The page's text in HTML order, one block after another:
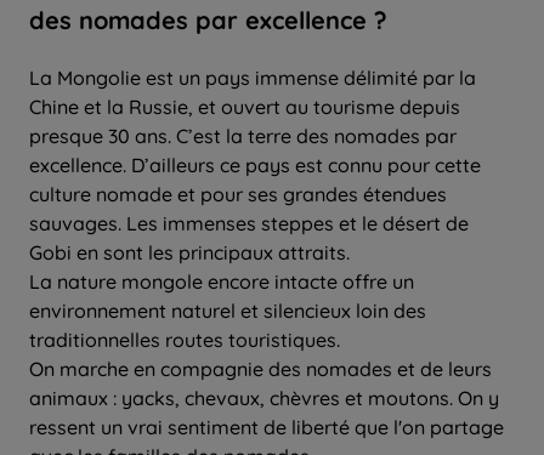
des nomades par excellence ?
La Mongolie est un pays immense délimité par la
Chine et la Russie, et ouvert au tourisme depuis
presque 30 ans. C’est la terre des nomades par
excellence. D’ailleurs ce pays est connu pour cette
culture nomade et pour ses grandes étendues
sauvages. Les immenses steppes et le désert de
Gobi en sont les principaux attraits.
La nature mongole encore intacte offre un
environnement naturel et silencieux loin des
traditionnelles routes touristiques.
On marche en compagnie des nomades et de leurs
animaux : yacks, chevaux, chèvres et moutons. On y
ressent un vrai sentiment de liberté que l'on partage